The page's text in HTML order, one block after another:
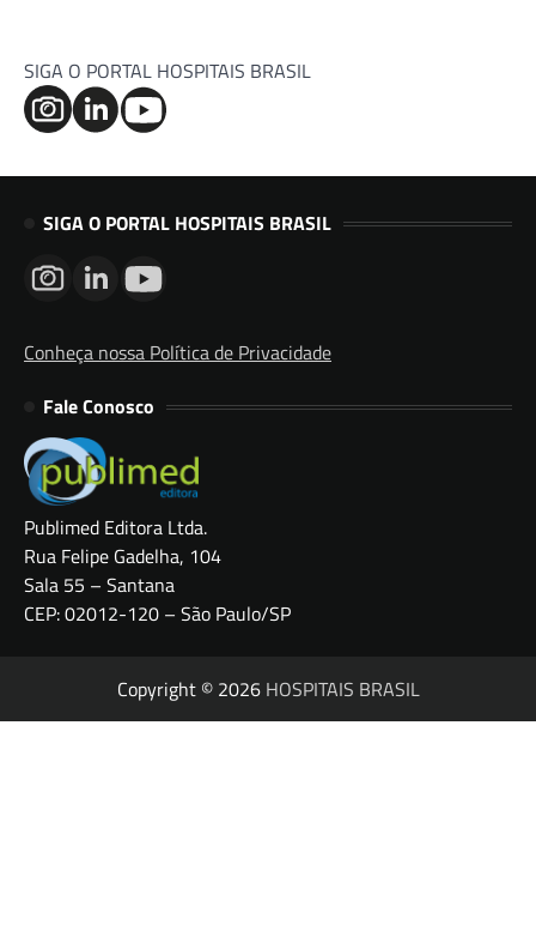
SIGA O PORTAL HOSPITAIS BRASIL
SIGA O PORTAL HOSPITAIS BRASIL
Conheça nossa Política de Privacidade
Fale Conosco
Publimed Editora Ltda.
Rua Felipe Gadelha, 104
Sala 55 – Santana
CEP: 02012-120 – São Paulo/SP
Copyright © 2026 HOSPITAIS BRASIL